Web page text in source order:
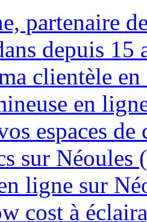
partenaire
depuis 15
clientèle
en
espaces
sur Néoules
ligne sur
cost à